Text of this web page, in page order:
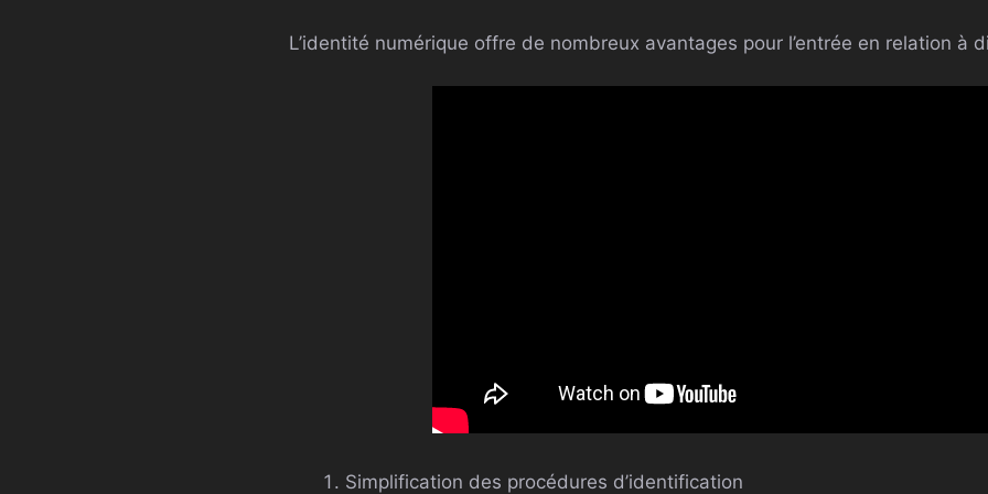
L’identité numérique offre de nombreux avantages pour l’entrée en relation à
Simplification des procédures d’identification